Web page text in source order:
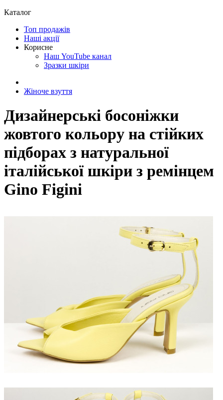
Каталог
Топ продажів
Наші акції
Корисне
Наш YouTube канал
Зразки шкіри
Жіноче взуття
Дизайнерські босоніжки
жовтого кольору на стійких
підборах з натуральної
італійської шкіри з ремінцем
Gino Figini